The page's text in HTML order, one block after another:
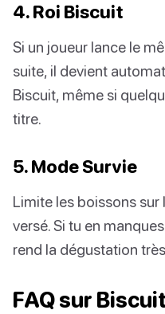
4. Roi Biscuit
Si un joueur lance le
suite, il devient
Biscuit, même si
titre.
5. Mode Survie
Limite les boissons sur
versé. Si tu en
rend la dégustation
FAQ sur